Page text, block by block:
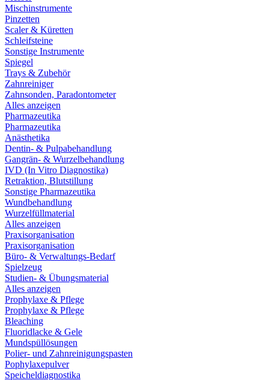
Mischinstrumente
Pinzetten
Scaler & Küretten
Schleifsteine
Sonstige Instrumente
Spiegel
Trays & Zubehör
Zahnreiniger
Zahnsonden, Paradontometer
Alles anzeigen
Pharmazeutika
Pharmazeutika
Anästhetika
Dentin- & Pulpabehandlung
Gangrän- & Wurzelbehandlung
IVD (In Vitro Diagnostika)
Retraktion, Blutstillung
Sonstige Pharmazeutika
Wundbehandlung
Wurzelfüllmaterial
Alles anzeigen
Praxisorganisation
Praxisorganisation
Büro- & Verwaltungs-Bedarf
Spielzeug
Studien- & Übungsmaterial
Alles anzeigen
Prophylaxe & Pflege
Prophylaxe & Pflege
Bleaching
Fluoridlacke & Gele
Mundspüllösungen
Polier- und Zahnreinigungspasten
Pophylaxepulver
Speicheldiagnostika